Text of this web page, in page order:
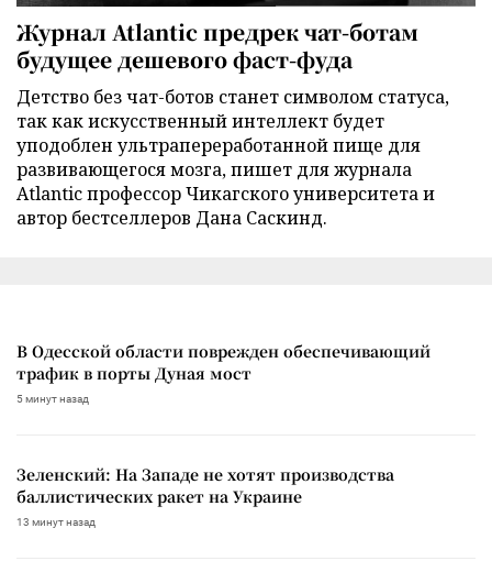
Журнал Atlantic предрек чат-ботам
будущее дешевого фаст-фуда
Детство без чат-ботов станет символом статуса,
так как искусственный интеллект будет
уподоблен ультрапереработанной пище для
развивающегося мозга, пишет для журнала
Atlantic профессор Чикагского университета и
автор бестселлеров Дана Саскинд.
В Одесской области поврежден обеспечивающий
трафик в порты Дуная мост
5 минут назад
Зеленский: На Западе не хотят производства
баллистических ракет на Украине
13 минут назад